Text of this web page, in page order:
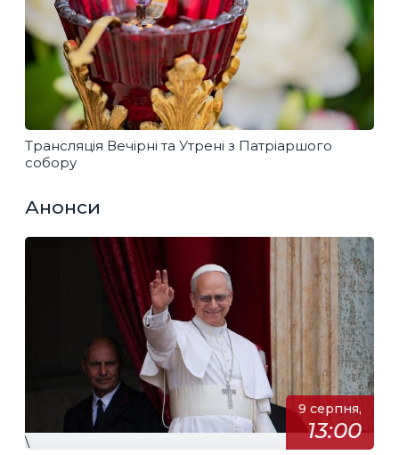
Трансляція Вечірні та Утрені з Патріаршого
собору
Анонси
9 серпня,
13:00
\